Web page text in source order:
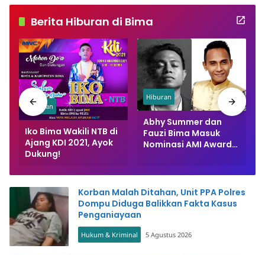
Berita Hiburan di Bima
Hiburan
Iko Bima Wakili NTB di
Ajang KDI 2021, Ayok
Dukung!
Hiburan
Abhy Summer dan
Fauzi Bima Masuk
Nominasi AMI Award
Korban Malah Ditahan, Unit PPA Polres
Dompu Diduga Balikkan Fakta Kasus
Penganiayaan
Hukum & Kriminal 5 Agustus 2026